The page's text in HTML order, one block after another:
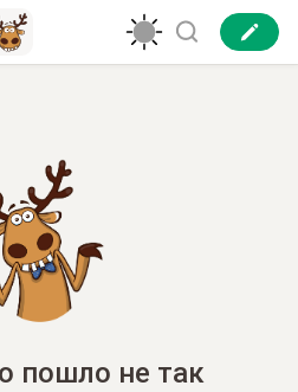
пошло не так